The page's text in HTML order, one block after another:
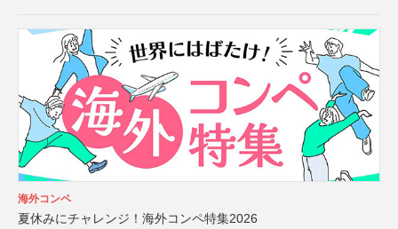
海外コンペ
夏休みにチャレンジ！海外コンペ特集2026